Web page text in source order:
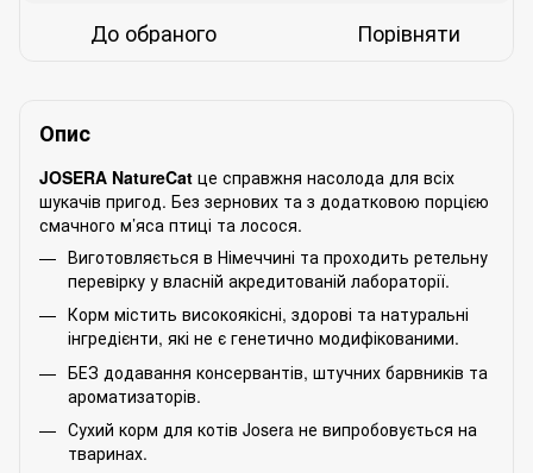
До обраного Порівняти
Опис
JOSERA NatureCat це справжня насолода для всіх
шукачів пригод. Без зернових та з додатковою порцією
смачного м’яса птиці та лосося.
Виготовляється в Німеччині та проходить ретельну
перевірку у власній акредитованій лабораторії.
Корм містить високоякісні, здорові та натуральні
інгредієнти, які не є генетично модифікованими.
БЕЗ додавання консервантів, штучних барвників та
ароматизаторів.
Сухий корм для котів Josera не випробовується на
тваринах.